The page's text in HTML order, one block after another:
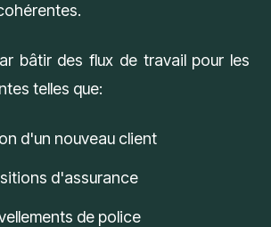
bâtir des flux de travail pour les
telles que:
d'un nouveau client
d'assurance
de police